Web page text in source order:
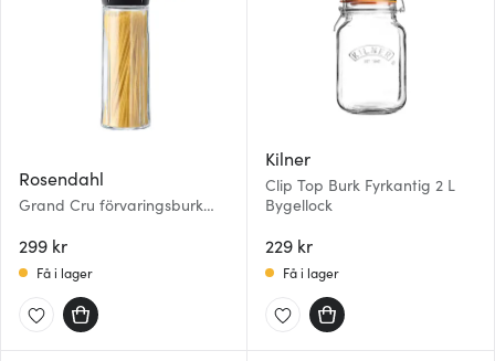
Rosendahl
Grand Cru förvaringsburk
299 kr
Få i lager
Kilner
Clip Top Burk Fyrkantig 2 L
Bygellock
229 kr
Få i lager